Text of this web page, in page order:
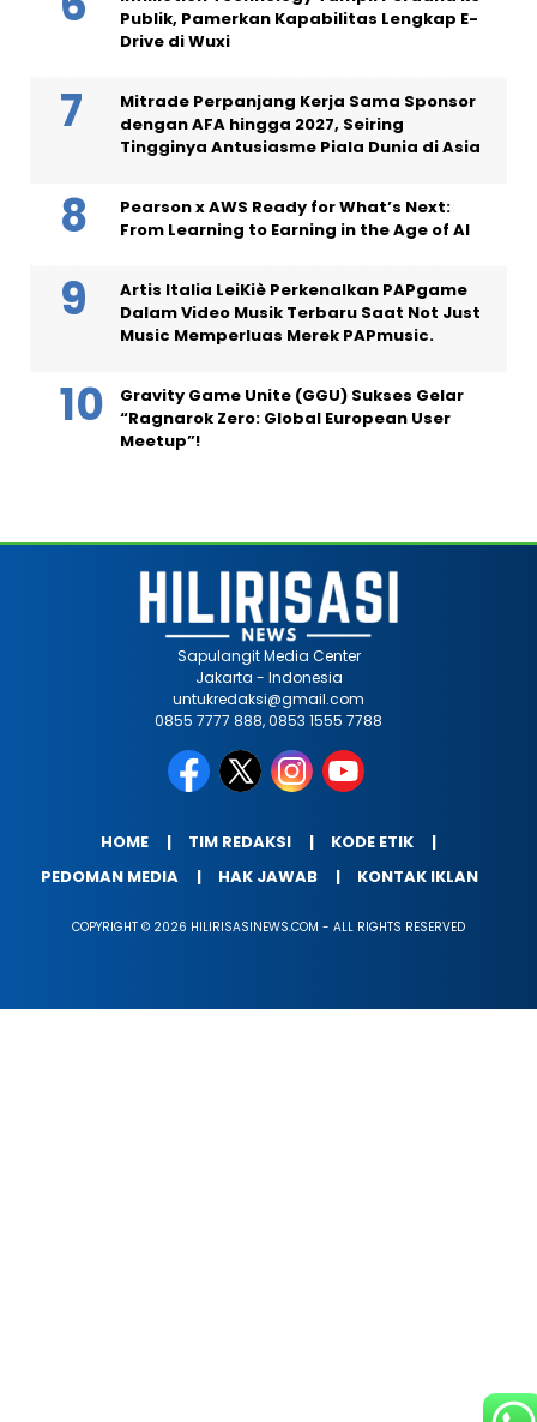
Publik, Pamerkan Kapabilitas Lengkap E-
Drive di Wuxi
Mitrade Perpanjang Kerja Sama Sponsor
dengan AFA hingga 2027, Seiring
Tingginya Antusiasme Piala Dunia di Asia
Pearson x AWS Ready for What’s Next:
From Learning to Earning in the Age of AI
Artis Italia LeiKiè Perkenalkan PAPgame
Dalam Video Musik Terbaru Saat Not Just
Music Memperluas Merek PAPmusic.
Gravity Game Unite (GGU) Sukses Gelar
“Ragnarok Zero: Global European User
Meetup”!
Sapulangit Media Center
Jakarta - Indonesia
untukredaksi@gmail.com
0855 7777 888, 0853 1555 7788
HOME TIM REDAKSI
KODE ETIK
PEDOMAN MEDIA
HAK JAWAB KONTAK IKLAN
COPYRIGHT © 2026 HILIRISASINEWS.COM - ALL RIGHTS RESERVED